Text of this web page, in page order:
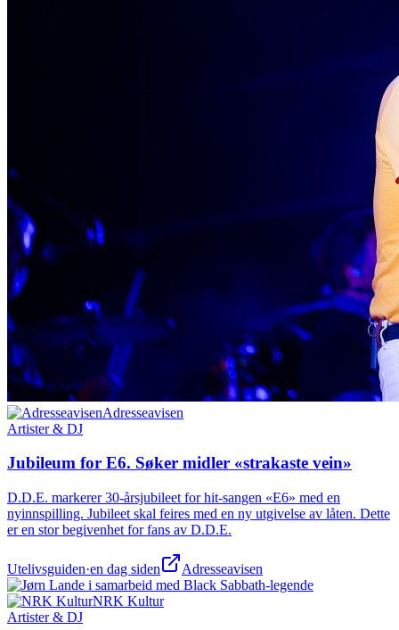
Adresseavisen
Artister & DJ
Jubileum for E6. Søker midler «strakaste vein»
D.D.E. markerer 30-årsjubileet for hit-sangen «E6» med en
nyinnspilling. Jubileet skal feires med en ny utgivelse av låten. Dette
er en stor begivenhet for fans av D.D.E.
Utelivsguiden·en dag siden Adresseavisen
NRK Kultur
Artister & DJ